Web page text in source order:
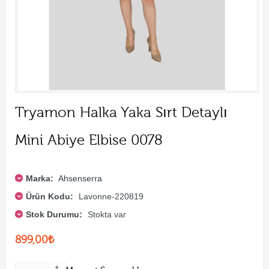
Tryamon Halka Yaka Sırt Detaylı
Mini Abiye Elbise 0078
Marka: Ahsenserra
Ürün Kodu:
Lavonne-220819
Stok Durumu:
Stokta var
899,00₺